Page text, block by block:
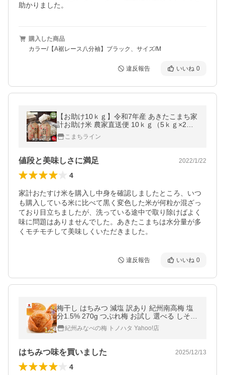
助かりました。
購入した商品
カラー/【A裾レース八分袖】ブラック、サイズ/M
違反報告 いいね 0
【お助け10ｋｇ】令和7年産 あきたこまち家
計お助け米 農家直送便 10ｋｇ（5ｋｇ×2
袋）こまちライン
値段と美味しさに満足 2022/1/22
4
家計おたすけ米を購入し中身を確認しましたところ、いつ
も購入している米に比べて黒く変色した米が何粒か混ざっ
ており目立ちましたが、洗っている途中で取り除けばよく
味に問題はありませんでした。あきたこまちは水分量が多
くモチモチして美味しくいただきました。
違反報告 いいね 0
梅干し はちみつ 減塩 訳あり 紀州南高梅 塩
分1.5% 270g つぶれ梅 お試し 選べる しそ
甘い はちみつ梅 はちみつ梅干し 大粒 梅 う
めぼし
紀州みなべの梅 トノハタ Yahoo!店
はちみつ味を買いました 2025/12/13
4